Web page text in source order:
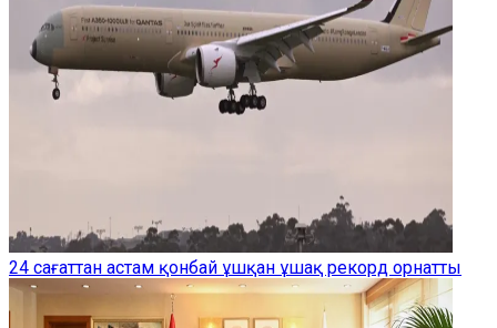
24 сағаттан астам қонбай ұшқан ұшақ рекорд орнатты